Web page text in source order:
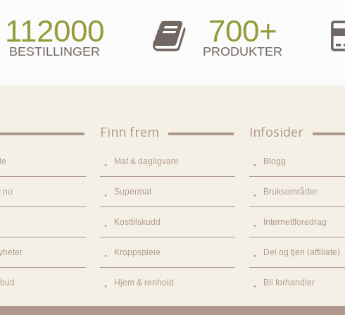
112000
BESTILLINGER
700+
PRODUKTER
Finn frem
Mat & dagligvare
Supermat
Kosttilskudd
Kroppspleie
Hjem & renhold
Infosider
Blogg
Bruksområder
Internettforedrag
Del og tjen (affiliate)
Bli forhandler